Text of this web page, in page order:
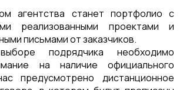
агентства станет портфолио с
реализованными проектами и
письмами от заказчиков.
подрядчика необходимо
на наличие официального
предусмотрено дистанционное